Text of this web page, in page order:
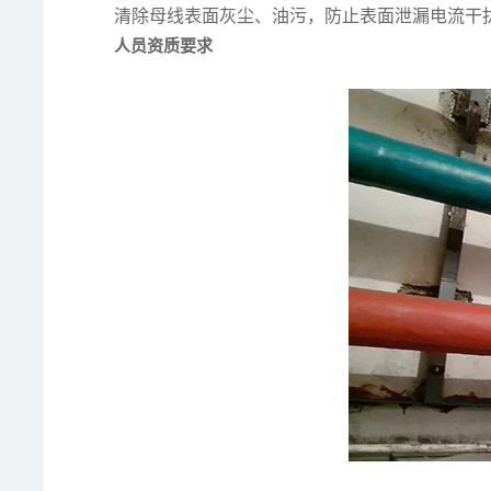
清除母线表面灰尘、油污，防止表面泄漏电流干
人员资质要求